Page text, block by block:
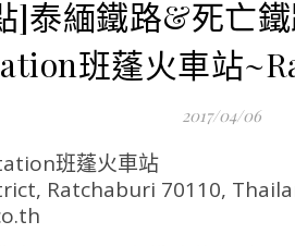
]泰緬鐵路&死亡
班蓬火車站
2017/04/06
班蓬火車站
Ratchaburi 70110,